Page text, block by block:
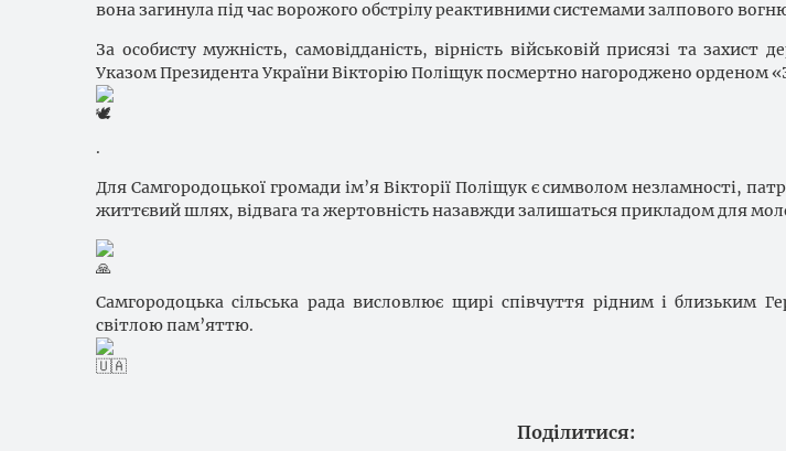
вона загинула під час ворожого обстрілу реактивними системами залпового
За особисту мужність, самовідданість, вірність військовій присязі та захист
Указом Президента України Вікторію Поліщук посмертно нагороджено орденом
.
Для Самгородоцької громади ім’я Вікторії Поліщук є символом незламності,
життєвий шлях, відвага та жертовність назавжди залишаться прикладом для
Самгородоцька сільська рада висловлює щирі співчуття рідним і близьким
світлою пам’яттю.
Поділитися: